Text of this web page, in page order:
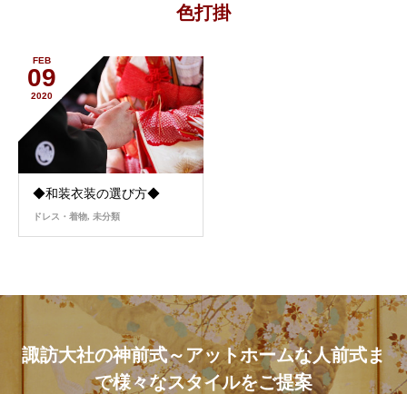
色打掛
FEB
09
2020
◆和装衣装の選び方◆
ドレス・着物, 未分類
諏訪大社の神前式～アットホームな人前式ま
で様々なスタイルをご提案